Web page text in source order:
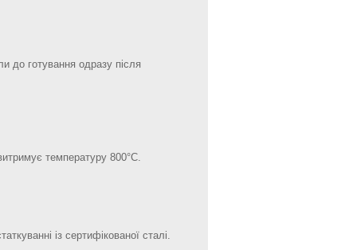
до готування одразу після
температуру 800°С.
із сертифікованої сталі.